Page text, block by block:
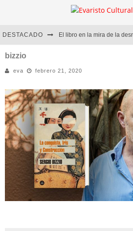
DESTACADO
Diego Meret | Hotel Acapulco
Alejandra Correa | La nieve
bizzio
eva febrero 21, 2020